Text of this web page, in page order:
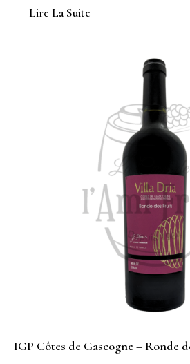
Lire La Suite
IGP Côtes de Gascogne – Ronde